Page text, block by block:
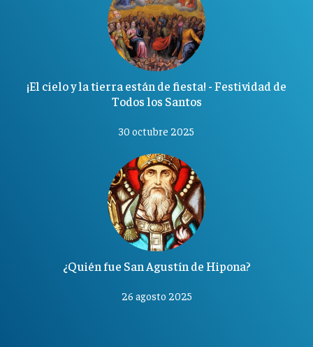
¡El cielo y la tierra están de fiesta! - Festividad de
Todos los Santos
30 octubre 2025
¿Quién fue San Agustín de Hipona?
26 agosto 2025